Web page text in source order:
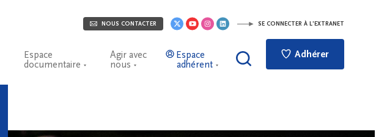
NOUS CONTACTER SE CONNECTER À L'EXTRANET
Espace
documentaire
Agir avec
nous
Espace
adhérent
Adhérer